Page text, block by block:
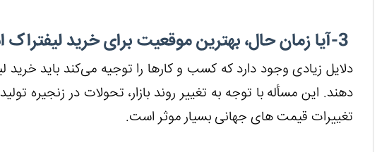
دلایل زیادی وجود دارد که کسب و کارها را توجیه می‌کند باید خرید
دهند. این مسأله با توجه به تغییر روند بازار، تحولات در زنجیره
تغییرات قیمت های جهانی بسیار موثر است.